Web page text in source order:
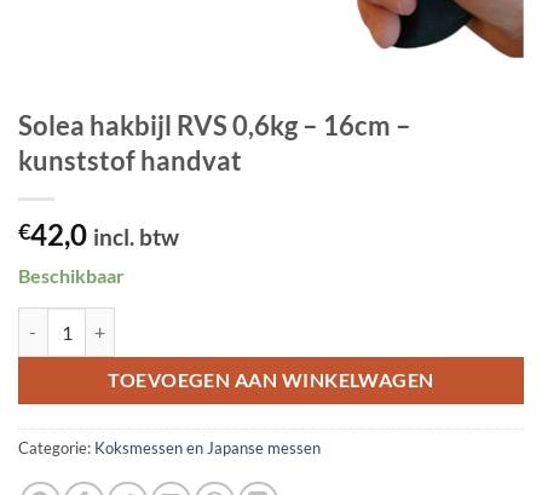
Solea hakbijl RVS 0,6kg – 16cm –
kunststof handvat
€42,0 incl. btw
Beschikbaar
TOEVOEGEN AAN WINKELWAGEN
Categorie: Koksmessen en Japanse messen